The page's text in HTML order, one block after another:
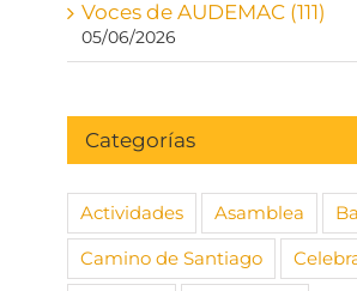
Voces de AUDEMAC (111)
05/06/2026
Categorías
Actividades Asamblea
Camino de Santiago